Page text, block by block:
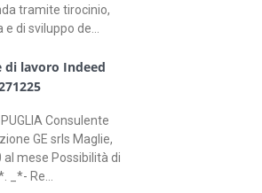
tramite tirocinio,
di sviluppo de...
di lavoro Indeed
PUGLIA Consulente
GE srls Maglie,
al mese Possibilità di
_*- Re...